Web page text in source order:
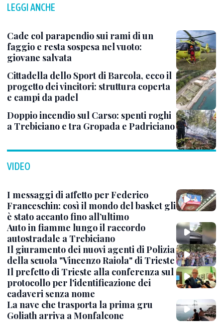
LEGGI ANCHE
Cade col parapendio sui rami di un
faggio e resta sospesa nel vuoto:
giovane salvata
Cittadella dello Sport di Barcola, ecco il
progetto dei vincitori: struttura coperta
e campi da padel
Doppio incendio sul Carso: spenti roghi
a Trebiciano e tra Gropada e Padriciano
VIDEO
I messaggi di affetto per Federico
Franceschin: così il mondo del basket gli
è stato accanto fino all’ultimo
Auto in fiamme lungo il raccordo
autostradale a Trebiciano
Il giuramento dei nuovi agenti di Polizia
della scuola "Vincenzo Raiola" di Trieste
Il prefetto di Trieste alla conferenza sul
protocollo per l'identificazione dei
cadaveri senza nome
La nave che trasporta la prima gru
Goliath arriva a Monfalcone